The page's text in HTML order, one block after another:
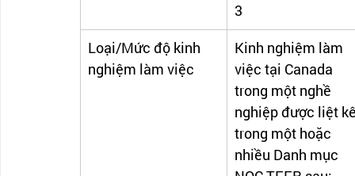
3
Loại/Mức độ kinh
nghiệm làm việc
Kinh nghiệm làm
việc tại Canada
trong một nghề
nghiệp được liệt
trong một hoặc
nhiều Danh mục